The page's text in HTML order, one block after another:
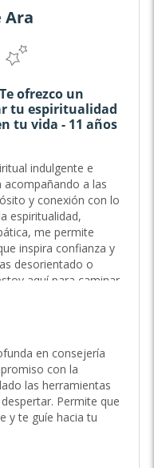
Ara
ofrezco un
tu espiritualidad
tu vida - 11 años
indulgente e
acompañando a las
y conexión con lo
espiritualidad,
me permite
inspira confianza y
desorientado o
aquí para caminar
indulgente e
acompañando a las
y conexión con lo
en consejería
con la
las herramientas
Permite que
y te guíe hacia tu